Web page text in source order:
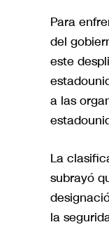
Para
del
este
a las
La
subrayó
la